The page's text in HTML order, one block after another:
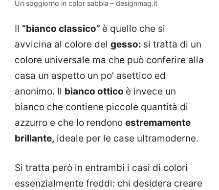
Un soggiorno in color sabbia – designmag.it
Il “bianco classico” è quello che si
avvicina al colore del gesso: si tratta di un
colore universale ma che può conferire alla
casa un aspetto un po’ asettico ed
anonimo. Il bianco ottico è invece un
bianco che contiene piccole quantità di
azzurro e che lo rendono estremamente
brillante, ideale per le case ultramoderne.
Si tratta però in entrambi i casi di colori
essenzialmente freddi: chi desidera creare